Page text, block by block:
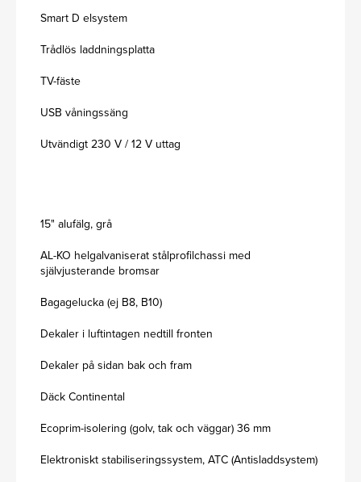
Smart D elsystem
Trådlös laddningsplatta
TV-fäste
USB våningssäng
Utvändigt 230 V / 12 V uttag
15" alufälg, grå
AL-KO helgalvaniserat stålprofilchassi med
självjusterande bromsar
Bagagelucka (ej B8, B10)
Dekaler i luftintagen nedtill fronten
Dekaler på sidan bak och fram
Däck Continental
Ecoprim-isolering (golv, tak och väggar) 36 mm
Elektroniskt stabiliseringssystem, ATC (Antisladdsystem)